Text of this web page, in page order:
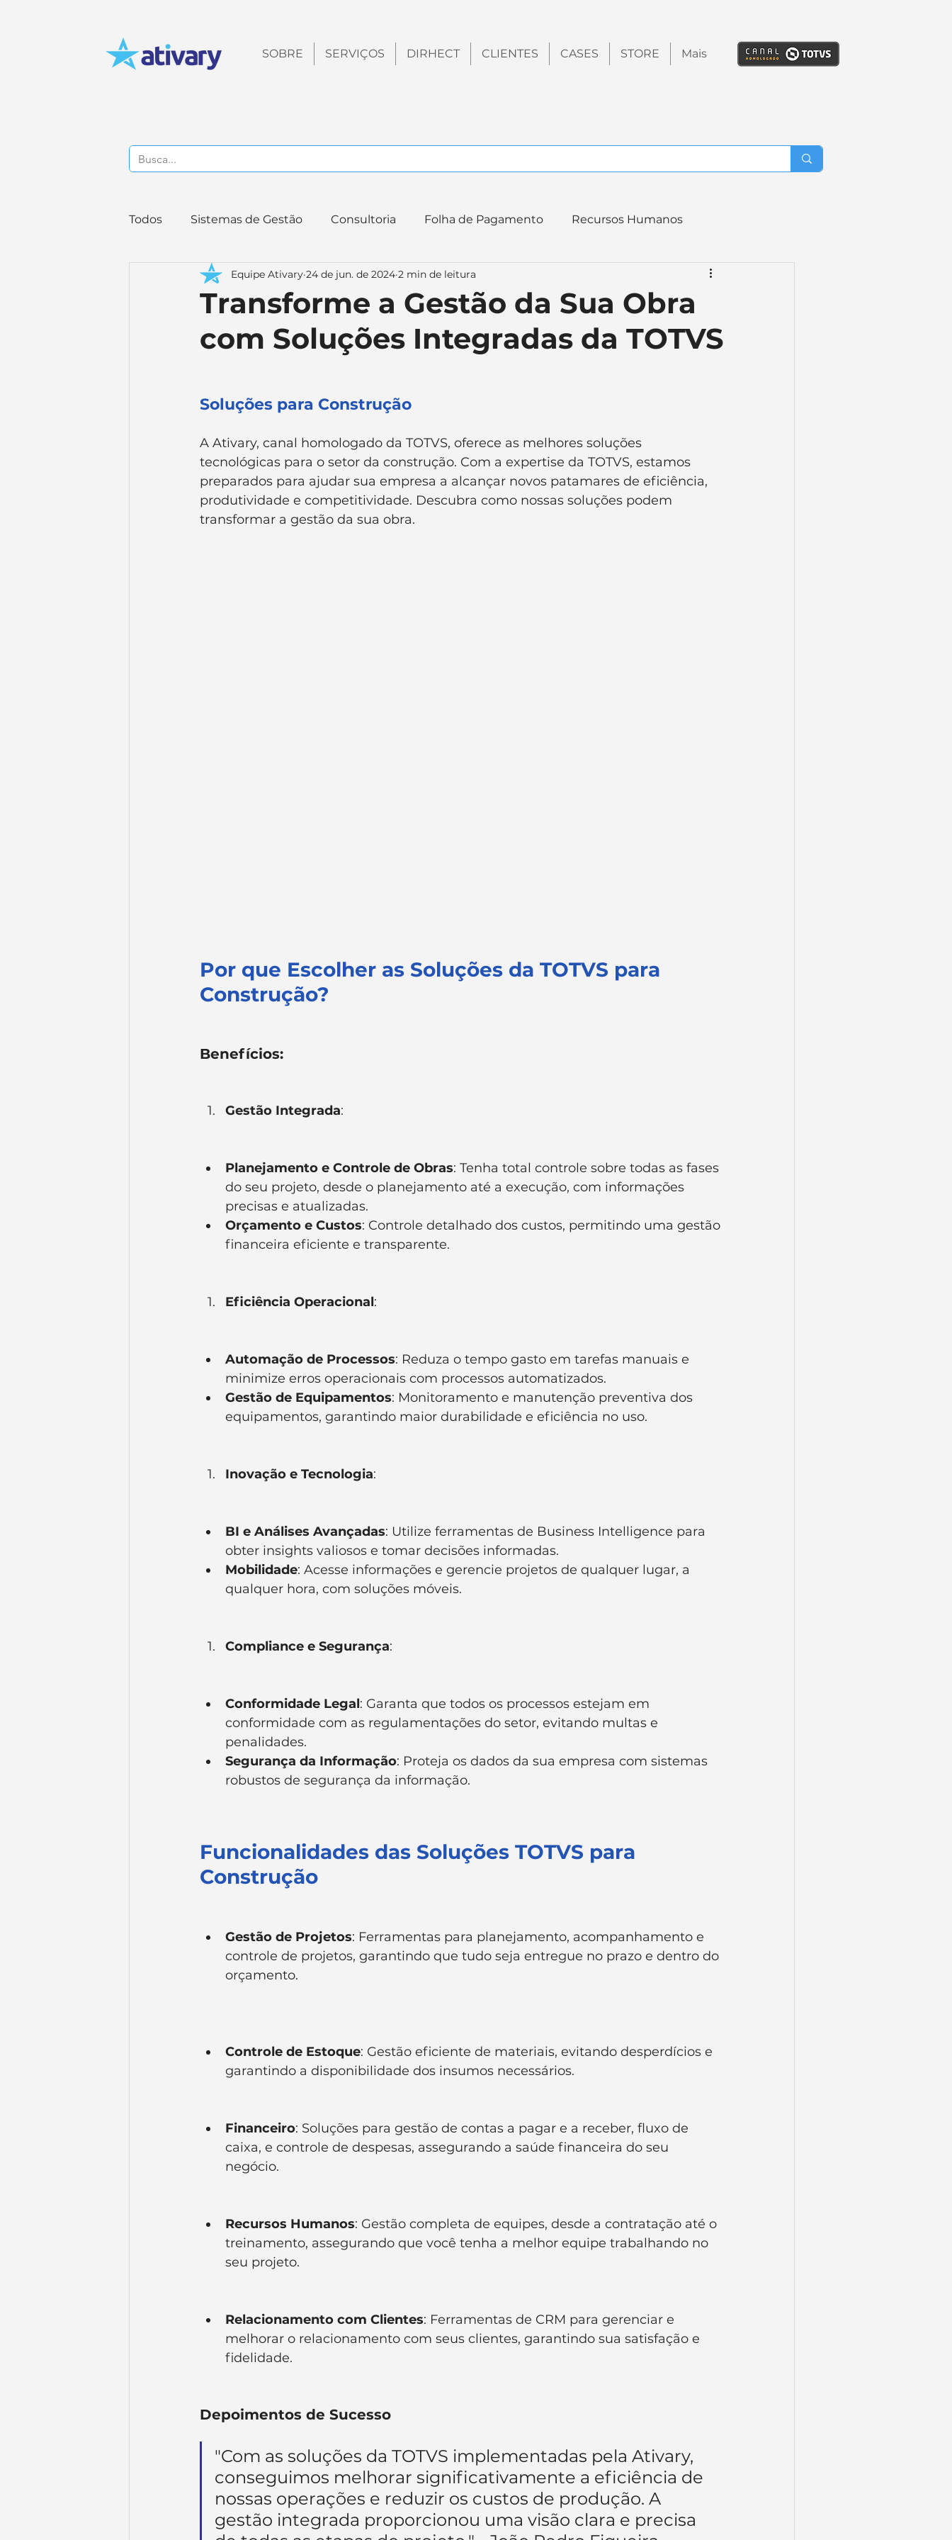
SOBRE SERVIÇOS DIRHECT CLIENTES CASES STORE Mais
Todos Sistemas de Gestão Consultoria Folha de Pagamento Recursos Humanos
Gestão de Benefícios Tendências Tecnologia Legislação Trabalhista
Atualizações Mercado e Negócios Legislação e Impostos Learning Segurança da Informação
Transforme a Gestão da Sua Obra
com Soluções Integradas da TOTVS
Equipe Ativary 24 de jun. de 2024 2 min de leitura
Soluções para Construção
A Ativary, canal homologado da TOTVS, oferece as melhores soluções
tecnológicas para o setor da construção. Com a expertise da TOTVS, estamos
preparados para ajudar sua empresa a alcançar novos patamares de eficiência,
produtividade e competitividade. Descubra como nossas soluções podem
transformar a gestão da sua obra.
Por que Escolher as Soluções da TOTVS para
Construção?
Benefícios:
Gestão Integrada:
Planejamento e Controle de Obras: Tenha total controle sobre todas as fases
do seu projeto, desde o planejamento até a execução, com informações
precisas e atualizadas.
Orçamento e Custos: Controle detalhado dos custos, permitindo uma gestão
financeira eficiente e transparente.
Eficiência Operacional:
Automação de Processos: Reduza o tempo gasto em tarefas manuais e
minimize erros operacionais com processos automatizados.
Gestão de Equipamentos: Monitoramento e manutenção preventiva dos
equipamentos, garantindo maior durabilidade e eficiência no uso.
Inovação e Tecnologia:
BI e Análises Avançadas: Utilize ferramentas de Business Intelligence para
obter insights valiosos e tomar decisões informadas.
Mobilidade: Acesse informações e gerencie projetos de qualquer lugar, a
qualquer hora, com soluções móveis.
Compliance e Segurança:
Conformidade Legal: Garanta que todos os processos estejam em
conformidade com as regulamentações do setor, evitando multas e
penalidades.
Segurança da Informação: Proteja os dados da sua empresa com sistemas
robustos de segurança da informação.
Funcionalidades das Soluções TOTVS para
Construção
Gestão de Projetos: Ferramentas para planejamento, acompanhamento e
controle de projetos, garantindo que tudo seja entregue no prazo e dentro do
orçamento.
Controle de Estoque: Gestão eficiente de materiais, evitando desperdícios e
garantindo a disponibilidade dos insumos necessários.
Financeiro: Soluções para gestão de contas a pagar e a receber, fluxo de
caixa, e controle de despesas, assegurando a saúde financeira do seu
negócio.
Recursos Humanos: Gestão completa de equipes, desde a contratação até o
treinamento, assegurando que você tenha a melhor equipe trabalhando no
seu projeto.
Relacionamento com Clientes: Ferramentas de CRM para gerenciar e
melhorar o relacionamento com seus clientes, garantindo sua satisfação e
fidelidade.
Depoimentos de Sucesso
"Com as soluções da TOTVS implementadas pela Ativary,
conseguimos melhorar significativamente a eficiência de
nossas operações e reduzir os custos de produção. A
gestão integrada proporcionou uma visão clara e precisa